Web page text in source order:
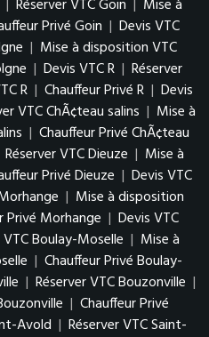
| Réserver VTC Goin | Mise à
Privé Goin | Devis VTC
| Mise à disposition VTC
| Devis VTC R | Réserver
R | Chauffeur Privé R | Devis
VTC ChÃ¢teau salins | Mise à
| Chauffeur Privé ChÃ¢teau
Réserver VTC Dieuze | Mise à
Privé Dieuze | Devis VTC
| Mise à disposition
Privé Morhange | Devis VTC
VTC Boulay-Moselle | Mise à
| Chauffeur Privé Boulay-
| Réserver VTC Bouzonville |
| Chauffeur Privé
Avold | Réserver VTC Saint-